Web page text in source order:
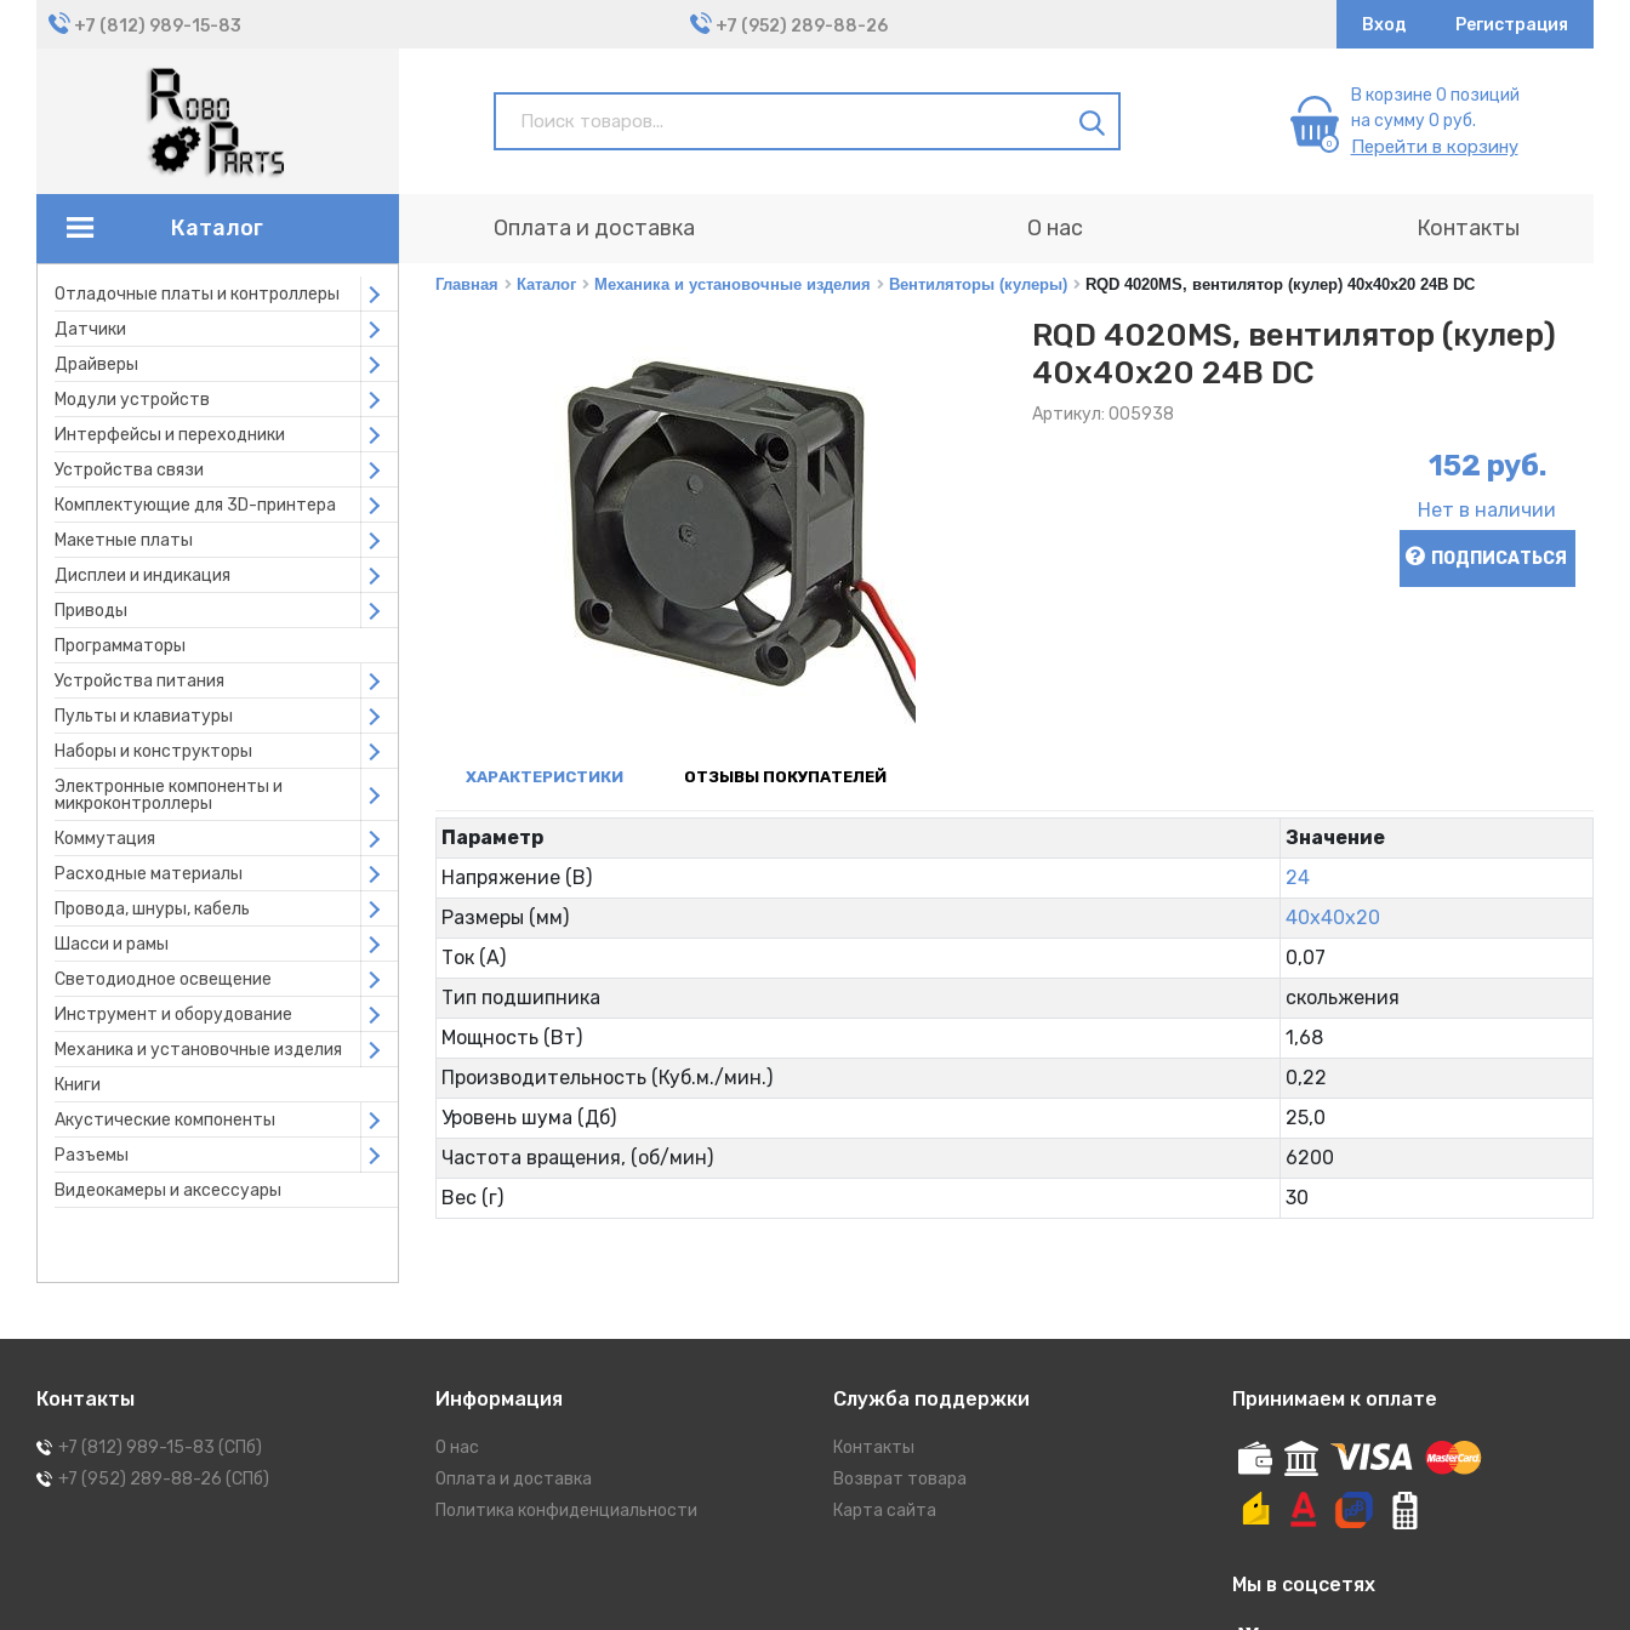
+7 (812) 989-15-83 +7 (952) 289-88-26 Вход Регистрация
В корзине 0 позиций
на сумму 0 руб.
Перейти в корзину
Каталог Оплата и доставка О нас Контакты
Отладочные платы и контроллеры
Open submenu
Датчики
Open submenu
Драйверы
Open submenu
Модули устройств
Open submenu
Интерфейсы и переходники
Open submenu
Устройства связи
Open submenu
Комплектующие для 3D-принтера
Open submenu
Макетные платы
Open submenu
Дисплеи и индикация
Open submenu
Приводы
Open submenu
Программаторы
Устройства питания
Open submenu
Пульты и клавиатуры
Open submenu
Наборы и конструкторы
Open submenu
Электронные компоненты и
микроконтроллеры
Open submenu
Коммутация
Open submenu
Расходные материалы
Open submenu
Провода, шнуры, кабель
Open submenu
Шасси и рамы
Open submenu
Светодиодное освещение
Open submenu
Инструмент и оборудование
Open submenu
Механика и установочные изделия
Open submenu
Книги
Акустические компоненты
Open submenu
Разъемы
Open submenu
Видеокамеры и аксессуары
Главная Каталог Механика и установочные изделия Вентиляторы (кулеры) RQD 4020MS, вентилятор (кулер) 40x40x20 24В DC
RQD 4020MS, вентилятор (кулер)
40x40x20 24В DC
Артикул: 005938
152 руб.
Нет в наличии
ПОДПИСАТЬСЯ
ХАРАКТЕРИСТИКИ ОТЗЫВЫ ПОКУПАТЕЛЕЙ
Параметр
Значение
Напряжение (В)
24
Размеры (мм)
40x40x20
Ток (А)
0,07
Тип подшипника
скольжения
Мощность (Вт)
1,68
Производительность (Куб.м./мин.)
0,22
Уровень шума (Дб)
25,0
Частота вращения, (об/мин)
6200
Вес (г)
30
Контакты
+7 (812) 989-15-83 (СПб)
+7 (952) 289-88-26 (СПб)
Информация
О нас
Оплата и доставка
Политика конфиденциальности
Служба поддержки
Контакты
Возврат товара
Карта сайта
Принимаем к оплате
Мы в соцсетях